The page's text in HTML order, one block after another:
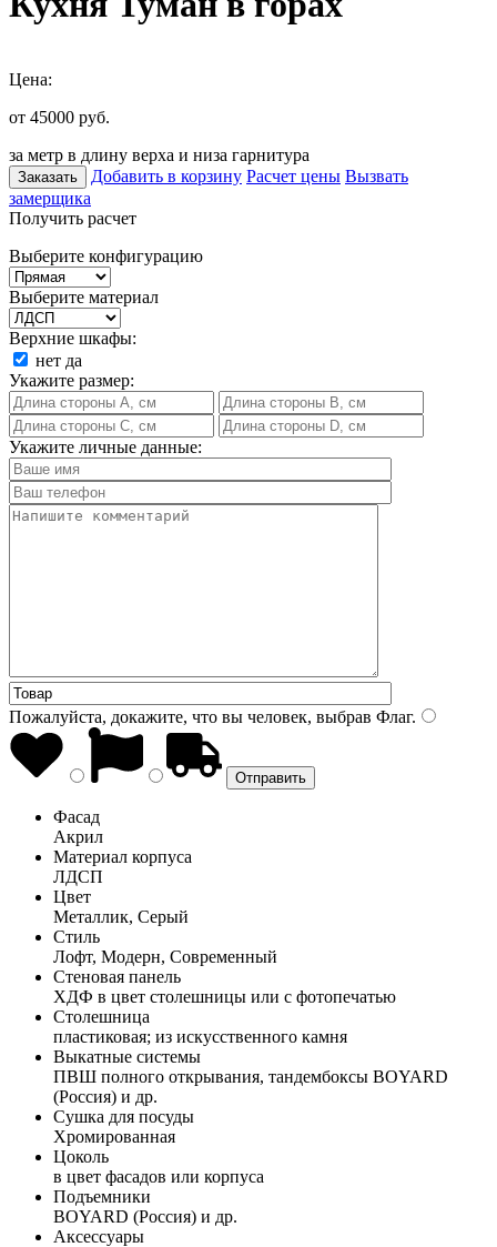
Цена:
от 45000 руб.
за метр в длину верха и низа гарнитура
Заказать Добавить в корзину Расчет цены Вызвать
замерщика
Получить расчет
Выберите конфигурацию
Выберите материал
Верхние шкафы:
нет да
Укажите размер:
Укажите личные данные:
Пожалуйста, докажите, что вы человек, выбрав Флаг.
Фасад
Акрил
Материал корпуса
ЛДСП
Цвет
Металлик, Серый
Стиль
Лофт, Модерн, Современный
Стеновая панель
ХДФ в цвет столешницы или с фотопечатью
Столешница
пластиковая; из искусственного камня
Выкатные системы
ПВШ полного открывания, тандембоксы BOYARD
(Россия) и др.
Сушка для посуды
Хромированная
Цоколь
в цвет фасадов или корпуса
Подъемники
BOYARD (Россия) и др.
Аксессуары